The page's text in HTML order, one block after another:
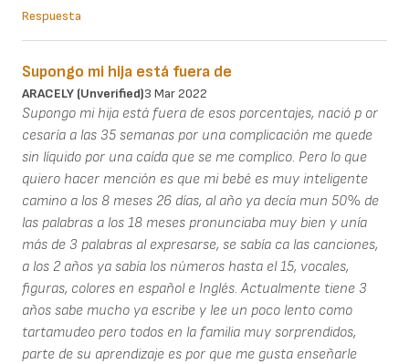
Respuesta
Supongo mi hija está fuera de
ARACELY (unverified)3 Mar 2022
Supongo mi hija está fuera de esos porcentajes, nació p or
cesaría a las 35 semanas por una complicación me quede
sin líquido por una caída que se me complico. Pero lo que
quiero hacer mención es que mi bebé es muy inteligente
camino a los 8 meses 26 días, al año ya decía mun 50% de
las palabras a los 18 meses pronunciaba muy bien y unía
más de 3 palabras al expresarse, se sabía ca las canciones,
a los 2 años ya sabía los números hasta el 15, vocales,
figuras, colores en español e Inglés. Actualmente tiene 3
años sabe mucho ya escribe y lee un poco lento como
tartamudeo pero todos en la familia muy sorprendidos,
parte de su aprendizaje es por que me gusta enseñarle